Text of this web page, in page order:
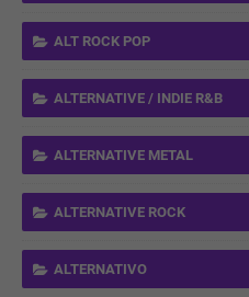
ALT ROCK POP
ALTERNATIVE / INDIE R&B
ALTERNATIVE METAL
ALTERNATIVE ROCK
ALTERNATIVO